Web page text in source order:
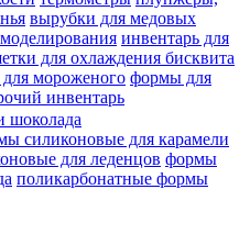
вырубки для медовых
инвентарь для
для охлаждения бисквита
мороженого формы для
инвентарь
шоколада
силиконовые для карамели
для леденцов формы
поликарбонатные формы